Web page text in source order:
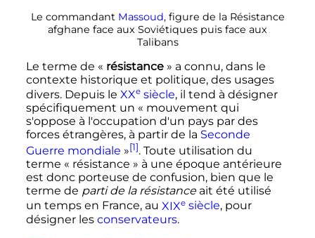
Le commandant Massoud, figure de la Résistance
afghane face aux Soviétiques puis face aux
Talibans
Le terme de « résistance » a connu, dans le
contexte historique et politique, des usages
divers. Depuis le XXesiècle, il tend à désigner
spécifiquement un « mouvement qui
s'oppose à l'occupation d'un pays par des
forces étrangères, à partir de la Seconde
Guerre mondiale »[1]. Toute utilisation du
terme « résistance » à une époque antérieure
est donc porteuse de confusion, bien que le
terme de parti de la résistanceait été utilisé
un temps en France, au XIXesiècle, pour
désigner les conservateurs.